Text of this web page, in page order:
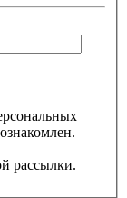
рассылки.